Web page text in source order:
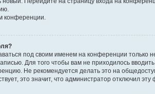
конференции.
под своим именем на конференции только
Для того чтобы вам не приходилось
Не рекомендуется делать это на
это значит, что администратор отключил эту